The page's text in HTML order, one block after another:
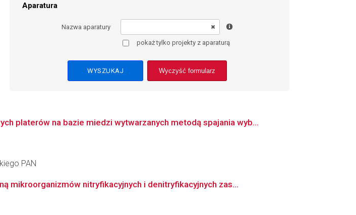
Aparatura
Nazwa aparatury
pokaż tylko projekty z aparaturą
Wyczyść formularz
platerów na bazie miedzi wytwarzanych metodą spajania wyb...
PAN
mikroorganizmów nitryfikacyjnych i denitryfikacyjnych zas...